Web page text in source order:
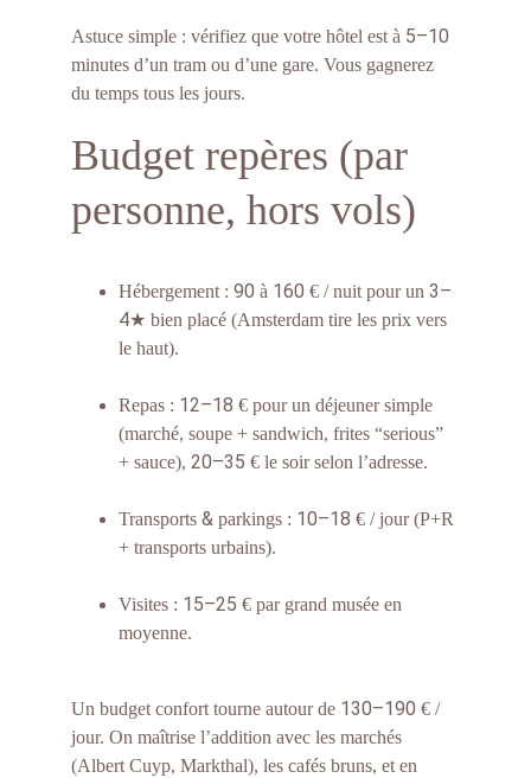
Astuce simple : vérifiez que votre hôtel est à 5–10
minutes d’un tram ou d’une gare. Vous gagnerez
du temps tous les jours.
Budget repères (par
personne, hors vols)
Hébergement : 90 à 160 € / nuit pour un 3–
4★ bien placé (Amsterdam tire les prix vers
le haut).
Repas : 12–18 € pour un déjeuner simple
(marché, soupe + sandwich, frites “serious”
+ sauce), 20–35 € le soir selon l’adresse.
Transports & parkings : 10–18 € / jour (P+R
+ transports urbains).
Visites : 15–25 € par grand musée en
moyenne.
Un budget confort tourne autour de 130–190 € /
jour. On maîtrise l’addition avec les marchés
(Albert Cuyp, Markthal), les cafés bruns, et en